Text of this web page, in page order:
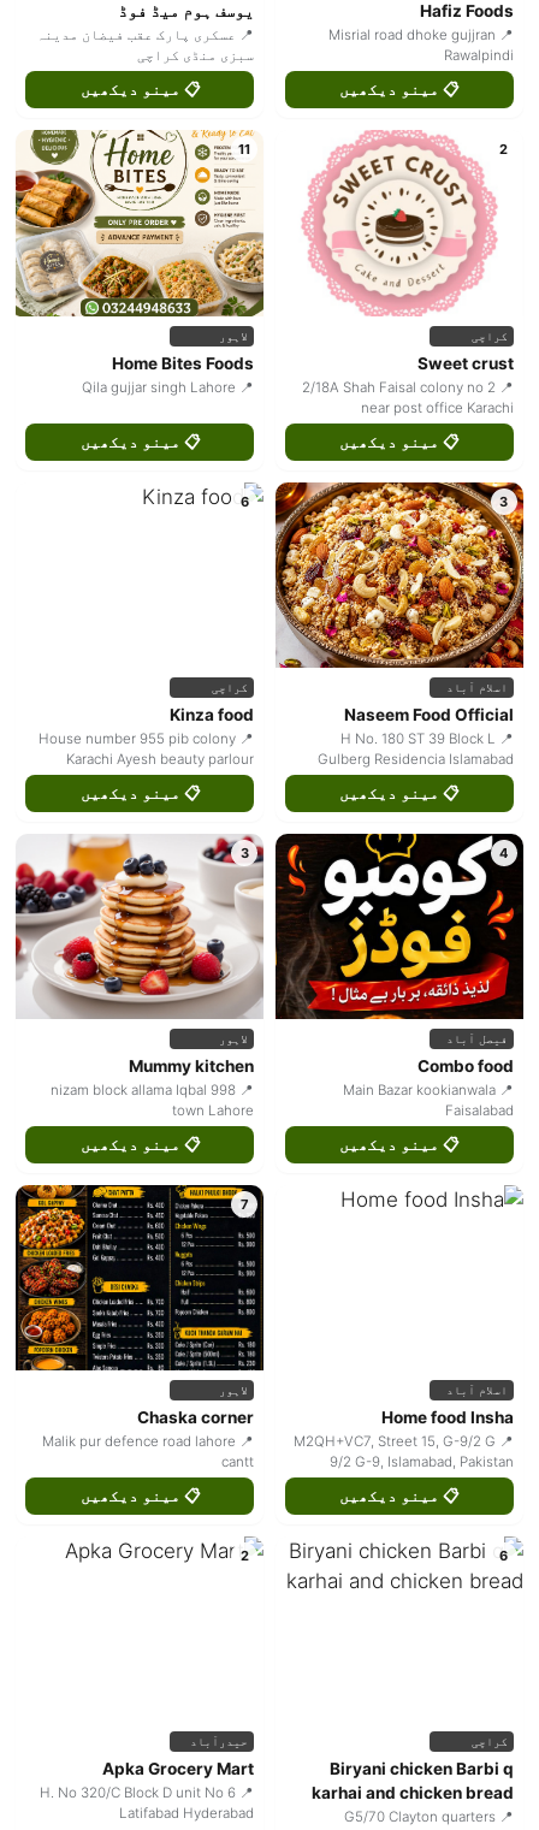
Hafiz Foods
📍 Misrial road dhoke gujjran
Rawalpindi
📋 مینو دیکھیں
یوسف ہوم میڈ فوڈ
📍 عسکری پارک عقب فیضان مدینہ
سبزی منڈی کراچی
📋 مینو دیکھیں
2
کراچی
Sweet crust
📍 2/18A Shah Faisal colony no 2
near post office Karachi
📋 مینو دیکھیں
11
لاہور
Home Bites Foods
📍 Qila gujjar singh Lahore
📋 مینو دیکھیں
3
اسلام آباد
Naseem Food Official
📍 H No. 180 ST 39 Block L
Gulberg Residencia Islamabad
📋 مینو دیکھیں
6
کراچی
Kinza food
📍 House number 955 pib colony
Karachi Ayesh beauty parlour
📋 مینو دیکھیں
4
فیصل آباد
Combo food
📍 Main Bazar kookianwala
Faisalabad
📋 مینو دیکھیں
3
لاہور
Mummy kitchen
📍 998 nizam block allama Iqbal
town Lahore
📋 مینو دیکھیں
اسلام آباد
Home food Insha
📍 M2QH+VC7, Street 15, G-9/2 G
9/2 G-9, Islamabad, Pakistan
📋 مینو دیکھیں
7
لاہور
Chaska corner
📍 Malik pur defence road lahore
cantt
📋 مینو دیکھیں
6
کراچی
Biryani chicken Barbi q
karhai and chicken bread
📍 G5/70 Clayton quarters
2
حیدرآباد
Apka Grocery Mart
📍 H. No 320/C Block D unit No 6
Latifabad Hyderabad